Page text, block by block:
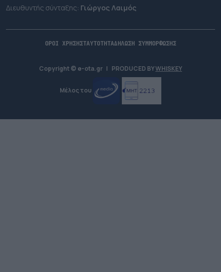
Διευθυντής σύνταξης: Γιώργος Λαιμός
ΟΡΟΙ ΧΡΗΣΗΣΤΑΥΤΟΤΗΤΑΔΗΛΩΣΗ ΣΥΜΜΟΡΦΩΣΗΣ
Copyright © e-ota.gr | PRODUCED BYWHISKEY
Μέλος του